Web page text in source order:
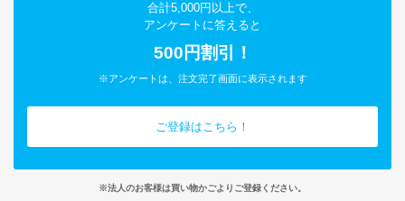
合計5,000円以上で、
アンケートに答えると
500円割引！
※アンケートは、注文完了画面に表示されます
ご登録はこちら！
※法人のお客様は買い物かごよりご登録ください。